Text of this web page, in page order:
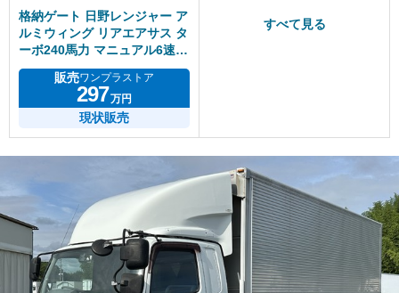
格納ゲート 日野レンジャー ア
ルミウィング リアエアサス タ
ーボ240馬力 マニュアル6速
積載2.3トン
販売ワンプラストア
297万円
現状販売
すべて見る